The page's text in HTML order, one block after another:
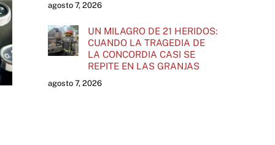
agosto 7, 2026
UN MILAGRO DE 21 HERIDOS:
CUANDO LA TRAGEDIA DE
LA CONCORDIA CASI SE
REPITE EN LAS GRANJAS
agosto 7, 2026